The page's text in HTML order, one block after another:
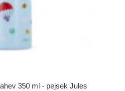
350 ml - pejsek Jules